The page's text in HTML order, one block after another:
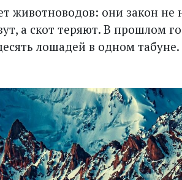
животноводов: они закон
а скот теряют. В прошлом
лошадей в одном